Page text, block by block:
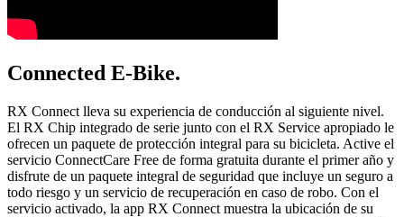
Connected E-Bike.
RX Connect lleva su experiencia de conducción al siguiente nivel.
El RX Chip integrado de serie junto con el RX Service apropiado le
ofrecen un paquete de protección integral para su bicicleta. Active el
servicio ConnectCare Free de forma gratuita durante el primer año y
disfrute de un paquete integral de seguridad que incluye un seguro a
todo riesgo y un servicio de recuperación en caso de robo. Con el
servicio activado, la app RX Connect muestra la ubicación de su